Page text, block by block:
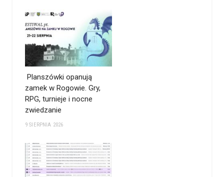
Planszówki opanują
zamek w Rogowie. Gry,
RPG, turnieje i nocne
zwiedzanie
9 SIERPNIA 2026